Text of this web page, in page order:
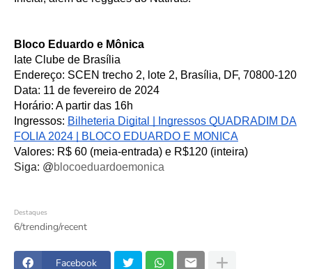
Bloco Eduardo e Mônica
Iate Clube de Brasília
Endereço: SCEN trecho 2, lote 2, Brasília, DF, 70800-120
Data: 11 de fevereiro de 2024
Horário: A partir das 16h
Ingressos: Bilheteria Digital | Ingressos QUADRADIM DA
FOLIA 2024 | BLOCO EDUARDO E MONICA
Valores: R$ 60 (meia-entrada) e R$120 (inteira)
Siga: @blocoeduardoemonica
Destaques
6/trending/recent
Facebook